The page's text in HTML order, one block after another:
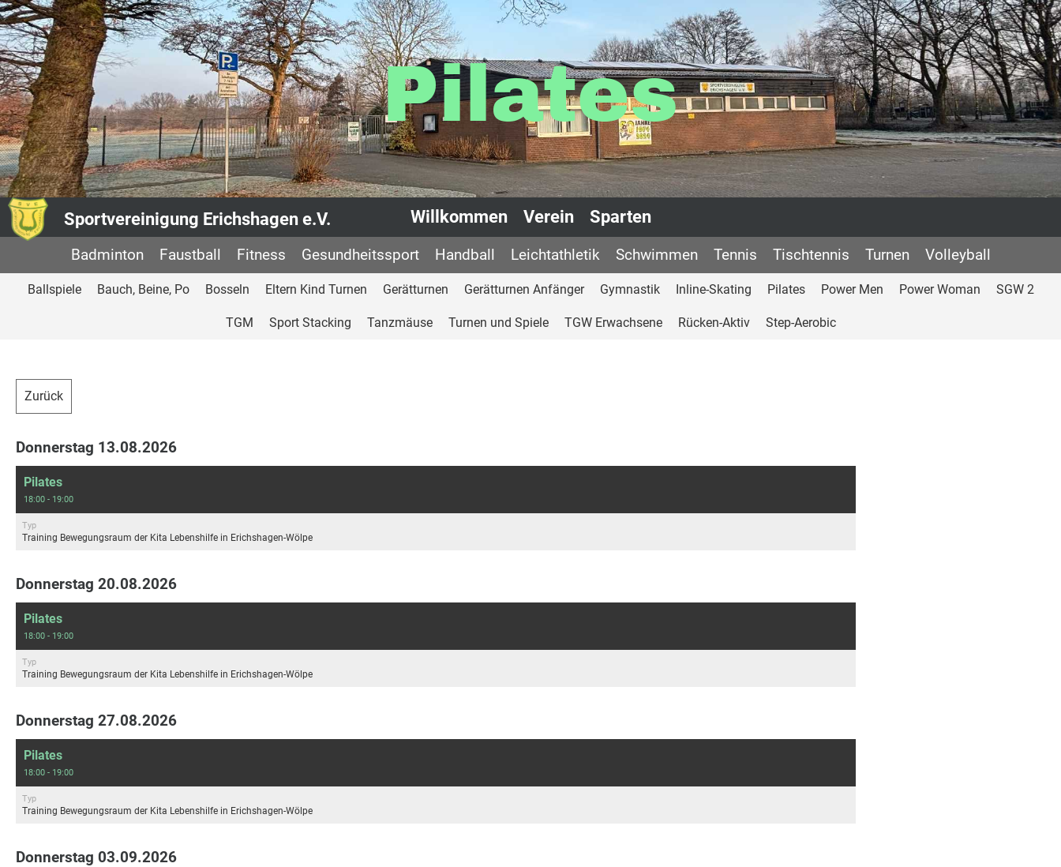
Pilates
Sportvereinigung Erichshagen e.V. Willkommen Verein Sparten
Badminton Faustball Fitness Gesundheitssport Handball Leichtathletik Schwimmen Tennis Tischtennis Turnen Volleyball
Ballspiele Bauch, Beine, Po Bosseln Eltern Kind Turnen Gerätturnen Gerätturnen Anfänger Gymnastik Inline-Skating Pilates Power Men Power Woman SGW 2
TGM Sport Stacking Tanzmäuse Turnen und Spiele TGW Erwachsene Rücken-Aktiv Step-Aerobic
Zurück
Donnerstag 13.08.2026
Pilates
18:00 - 19:00
Typ
Training Bewegungsraum der Kita Lebenshilfe in Erichshagen-Wölpe
Donnerstag 20.08.2026
Pilates
18:00 - 19:00
Typ
Training Bewegungsraum der Kita Lebenshilfe in Erichshagen-Wölpe
Donnerstag 27.08.2026
Pilates
18:00 - 19:00
Typ
Training Bewegungsraum der Kita Lebenshilfe in Erichshagen-Wölpe
Donnerstag 03.09.2026